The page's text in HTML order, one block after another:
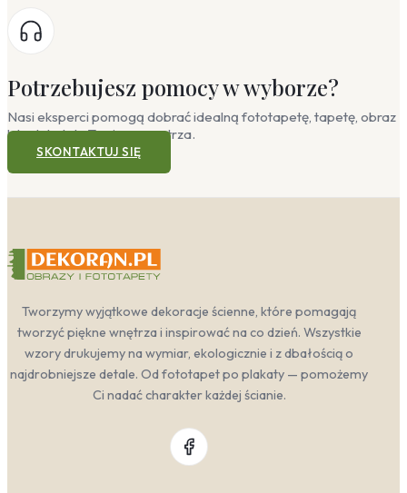
Potrzebujesz pomocy w wyborze?
Nasi eksperci pomogą dobrać idealną fototapetę, tapetę, obraz
lub plakat do Twojego wnętrza.
SKONTAKTUJ SIĘ
Tworzymy wyjątkowe dekoracje ścienne, które pomagają
tworzyć piękne wnętrza i inspirować na co dzień. Wszystkie
wzory drukujemy na wymiar, ekologicznie i z dbałością o
najdrobniejsze detale. Od fototapet po plakaty — pomożemy
Ci nadać charakter każdej ścianie.